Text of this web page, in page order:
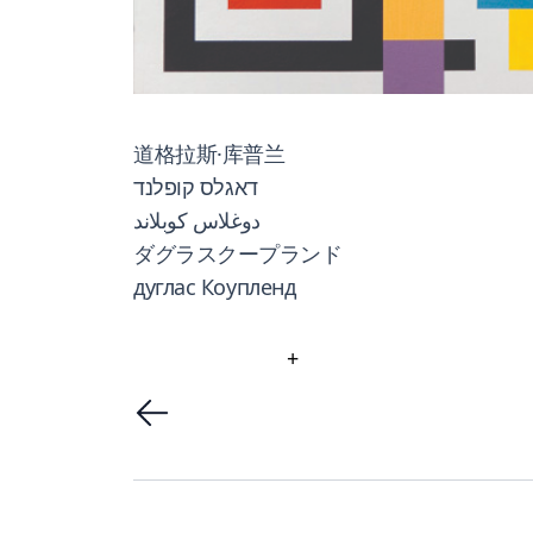
道格拉斯·库普兰
דאגלס קופלנד
دوغلاس كوبلاند
ダグラスクープランド
дуглас Коупленд
+